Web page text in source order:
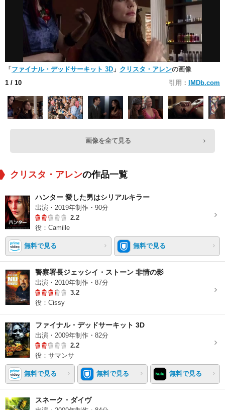
「 ファイナル・デッドサーキット 3D 」 クリスタ・アレンの画像
1 / 10 引用： IMDb.com
画像を全て見る
クリスタ・アレンの作品一覧
ハンター 愛した男はシリアルキラー
出演・2019年制作・90分
2.2
役：Camille
無料で見る 無料で見る
警察署長ジェッシイ・ストーン 非情の影
出演・2010年制作・87分
3.2
役：Cissy
ファイナル・デッドサーキット 3D
出演・2009年制作・82分
2.2
役：サマンサ
無料で見る 無料で見る 無料で見る
スネーク・ダイヴ